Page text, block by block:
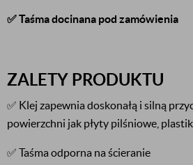
✅ Taśma docinana pod zamówienia
ZALETY PRODUKTU
✅ Klej zapewnia doskonałą i silną
powierzchni jak płyty pilśniowe,
✅ Taśma odporna na ścieranie